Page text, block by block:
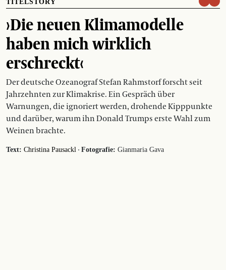
TITELSTORY
›Die neuen Klimamodelle
haben mich wirklich
erschreckt‹
Der deutsche Ozeanograf Stefan Rahmstorf forscht seit
Jahrzehnten zur Klimakrise. Ein Gespräch über
Warnungen, die ignoriert werden, drohende Kipppunkte
und darüber, warum ihn Donald Trumps erste Wahl zum
Weinen brachte.
Text: Christina Pausackl · Fotografie: Gianmaria Gava